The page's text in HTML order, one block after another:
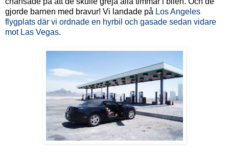
gjorde barnen med bravur! Vi landade på Los Angeles
flygplats där vi ordnade en hyrbil och gasade sedan vidare
mot Las Vegas.